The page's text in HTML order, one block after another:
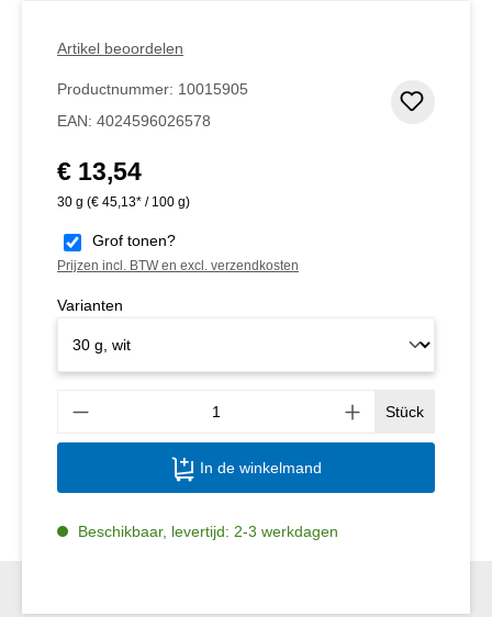
Artikel beoordelen
Productnummer: 10015905
EAN: 4024596026578
Normale prijs:
€ 13,54
30 g (€ 45,13* / 100 g)
Grof tonen?
Prijzen incl. BTW en excl. verzendkosten
Varianten
Stück
In de winkelmand
Beschikbaar, levertijd: 2-3 werkdagen